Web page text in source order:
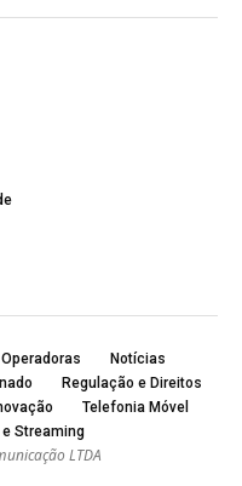
Notícias
Regulação e Direitos
Telefonia Móvel
e Streaming
LTDA